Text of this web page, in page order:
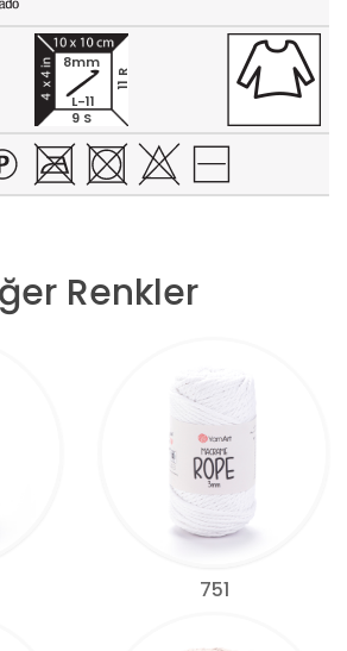
9 S
11 R
8mm
L-11
Renkler
751